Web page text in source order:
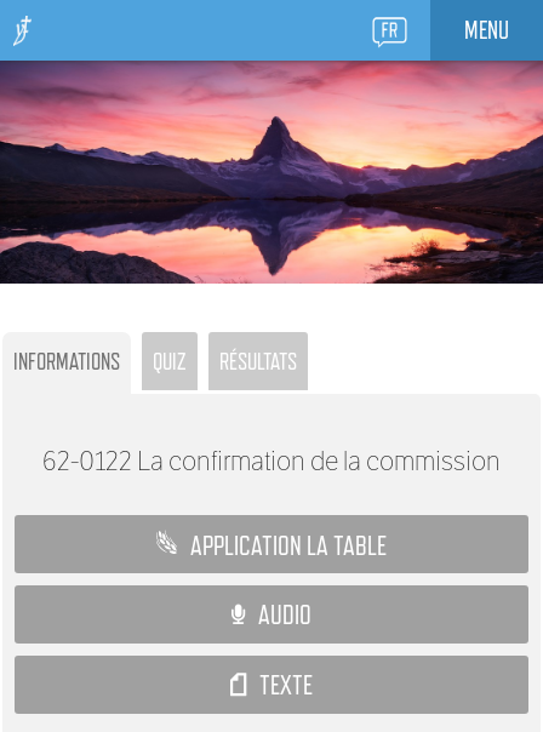
MENU
INFORMATIONS QUIZ RÉSULTATS
62-0122 La confirmation de la commission
APPLICATION LA TABLE
AUDIO
TEXTE